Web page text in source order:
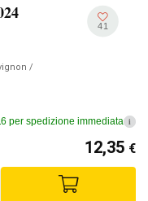
/
41
6 per spedizione immediata i
12,35 €